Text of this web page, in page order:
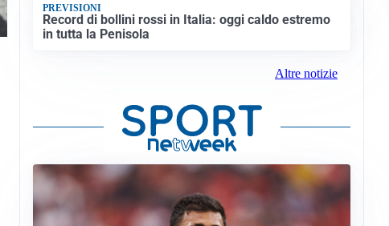
PREVISIONI
Record di bollini rossi in Italia: oggi caldo estremo
in tutta la Penisola
Altre notizie